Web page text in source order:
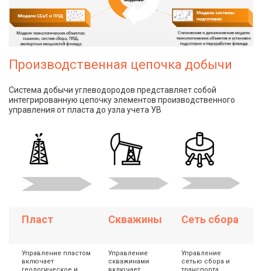
Производственная цепочка добычи
Система добычи углеводородов представляет собой
интегрированную цепочку элементов производственного
управления от пласта до узла учета УВ
Пласт Скважины Сеть сбора
Управление пластом
включает
Управление
скважинами
Управление
сетью сбора и